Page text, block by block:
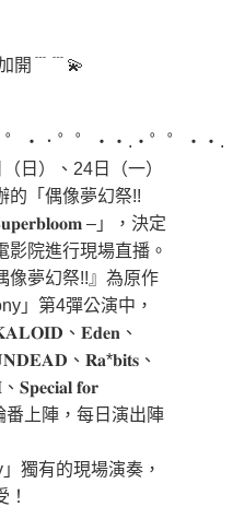
開﹉﹉💫
・．゜゜・・.・゜゜・・.
日）、24日（一）
的「偶像夢幻祭!!
–」，決定
影院進行現場直播。
像夢幻祭!!』為原作
」第4彈公演中，
、𝐄𝐝𝐞𝐧、
、𝐑𝐚*𝐛𝐢𝐭𝐬、
𝐟𝐨𝐫
番上陣，每日演出陣
獨有的現場演奏，